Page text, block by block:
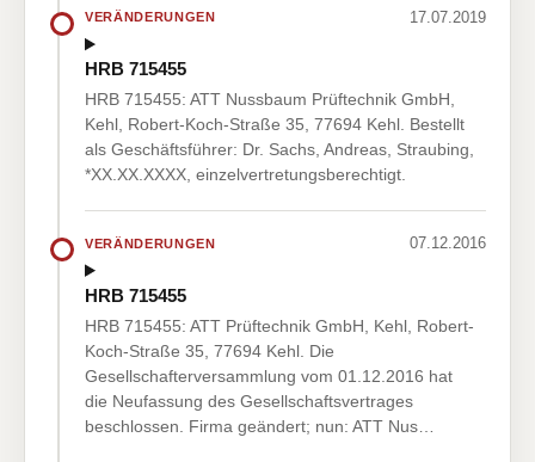
VERÄNDERUNGEN 17.07.2019
HRB 715455
HRB 715455: ATT Nussbaum Prüftechnik GmbH,
Kehl, Robert-Koch-Straße 35, 77694 Kehl. Bestellt
als Geschäftsführer: Dr. Sachs, Andreas, Straubing,
*XX.XX.XXXX, einzelvertretungsberechtigt.
VERÄNDERUNGEN 07.12.2016
HRB 715455
HRB 715455: ATT Prüftechnik GmbH, Kehl, Robert-
Koch-Straße 35, 77694 Kehl. Die
Gesellschafterversammlung vom 01.12.2016 hat
die Neufassung des Gesellschaftsvertrages
beschlossen. Firma geändert; nun: ATT Nus…